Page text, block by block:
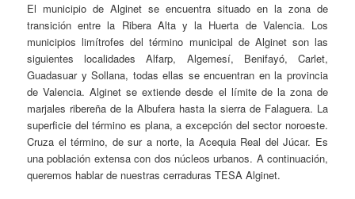
El municipio de Alginet se encuentra situado en la zona de
transición entre la Ribera Alta y la Huerta de Valencia. Los
municipios limítrofes del término municipal de Alginet son las
siguientes localidades Alfarp, Algemesí, Benifayó, Carlet,
Guadasuar y Sollana, todas ellas se encuentran en la provincia
de Valencia. Alginet se extiende desde el límite de la zona de
marjales ribereña de la Albufera hasta la sierra de Falaguera. La
superficie del término es plana, a excepción del sector noroeste.
Cruza el término, de sur a norte, la Acequia Real del Júcar. Es
una población extensa con dos núcleos urbanos. A continuación,
queremos hablar de nuestras cerraduras TESA Alginet.